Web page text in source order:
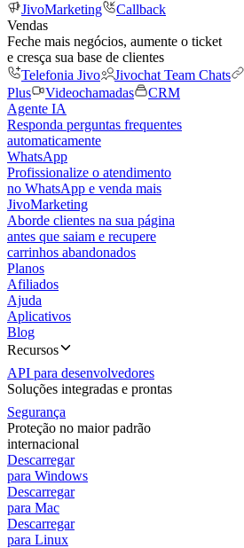
JivoMarketing
Callback
Vendas
Feche mais negócios, aumente o ticket
e cresça sua base de clientes
Telefonia Jivo
Jivochat Team Chats
Plus
Videochamadas
CRM
Agente IA
Responda perguntas frequentes
automaticamente
WhatsApp
Profissionalize o atendimento
no WhatsApp e venda mais
JivoMarketing
Aborde clientes na sua página
antes que saiam e recupere
carrinhos abandonados
Planos
Afiliados
Ajuda
Aplicativos
Blog
Recursos
API para desenvolvedores
Soluções integradas e prontas
Segurança
Proteção no maior padrão
internacional
Descarregar
para Windows
Descarregar
para Mac
Descarregar
para Linux